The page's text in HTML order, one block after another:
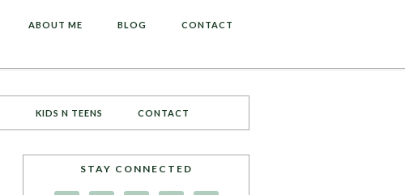
ABOUT ME BLOG CONTACT
KIDS N TEENS CONTACT
STAY CONNECTED